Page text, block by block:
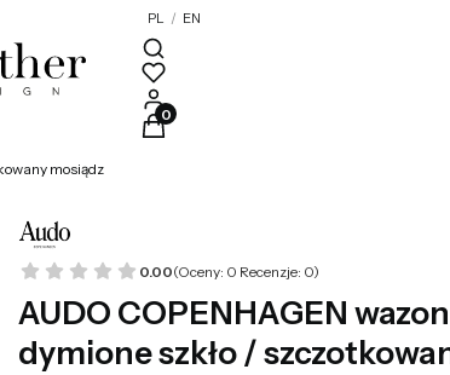
PL / EN
Produkty w koszyku: 0. Zobacz
mosiądz
0.00(Oceny: 0 Recenzje: 0)
AUDO COPENHAGEN
dymione szkło /